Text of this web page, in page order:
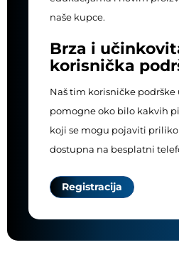
naše kupce.
Brza i
korisnička
Naš tim korisničke
pomogne oko bilo kakvih
koji se mogu pojaviti
dostupna na besplatni
Registracija